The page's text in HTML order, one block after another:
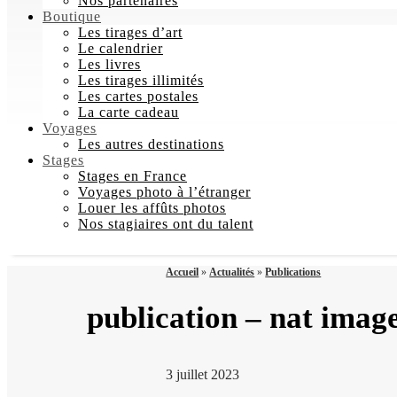
Boutique
Les tirages d’art
Le calendrier
Les livres
Les tirages illimités
Les cartes postales
La carte cadeau
Voyages
Les autres destinations
Stages
Stages en France
Voyages photo à l’étranger
Louer les affûts photos
Nos stagiaires ont du talent
Accueil »Actualités »Publications
publication – nat
3 juillet 2023